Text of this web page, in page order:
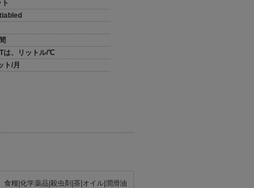
Tは、リットル/℃
ト/月
食糧|化学薬品|殺虫剤|茶|オイル|潤滑油